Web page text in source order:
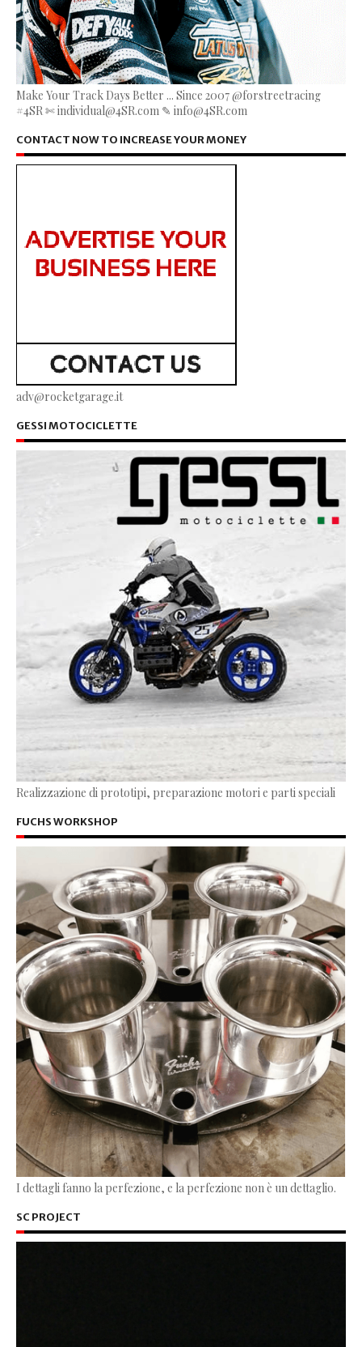
Make Your Track Days Better ... Since 2007 @forstreetracing
#4SR ✄ individual@4SR.com ✎ info@4SR.com
CONTACT NOW TO INCREASE YOUR MONEY
adv@rocketgarage.it
GESSI MOTOCICLETTE
Realizzazione di prototipi, preparazione motori e parti speciali
FUCHS WORKSHOP
I dettagli fanno la perfezione, e la perfezione non è un dettaglio.
SC PROJECT